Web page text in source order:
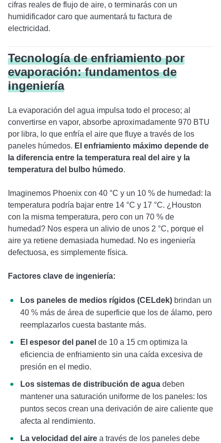
cifras reales de flujo de aire, o terminarás con un
humidificador caro que aumentará tu factura de
electricidad.
Tecnología de enfriamiento por
evaporación: fundamentos de
ingeniería
La evaporación del agua impulsa todo el proceso; al
convertirse en vapor, absorbe aproximadamente 970 BTU
por libra, lo que enfría el aire que fluye a través de los
paneles húmedos. El enfriamiento máximo depende de
la diferencia entre la temperatura real del aire y la
temperatura del bulbo húmedo.
Imaginemos Phoenix con 40 °C y un 10 % de humedad: la
temperatura podría bajar entre 14 °C y 17 °C. ¿Houston
con la misma temperatura, pero con un 70 % de
humedad? Nos espera un alivio de unos 2 °C, porque el
aire ya retiene demasiada humedad. No es ingeniería
defectuosa, es simplemente física.
Factores clave de ingeniería:
Los paneles de medios rígidos (CELdek) brindan un
40 % más de área de superficie que los de álamo, pero
reemplazarlos cuesta bastante más.
El espesor del panel de 10 a 15 cm optimiza la
eficiencia de enfriamiento sin una caída excesiva de
presión en el medio.
Los sistemas de distribución de agua deben
mantener una saturación uniforme de los paneles: los
puntos secos crean una derivación de aire caliente que
afecta al rendimiento.
La velocidad del aire a través de los paneles debe